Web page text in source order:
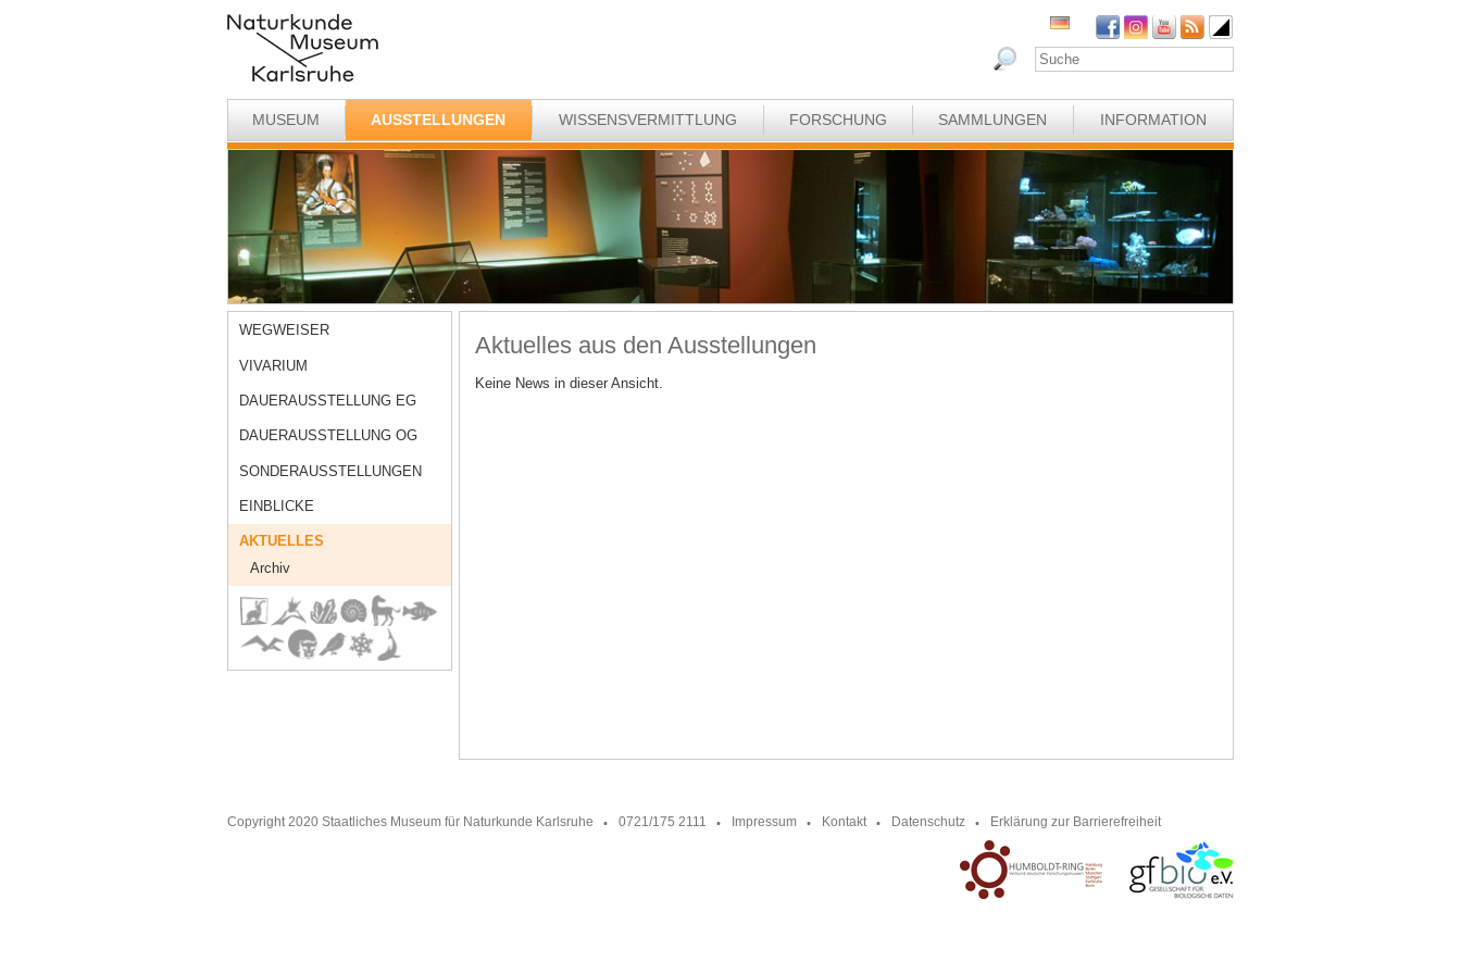
MUSEUM AUSSTELLUNGEN WISSENSVERMITTLUNG FORSCHUNG SAMMLUNGEN INFORMATION
WEGWEISER
VIVARIUM
DAUERAUSSTELLUNG EG
DAUERAUSSTELLUNG OG
SONDERAUSSTELLUNGEN
EINBLICKE
AKTUELLES
Archiv
Aktuelles aus den Ausstellungen
Keine News in dieser Ansicht.
Copyright 2020 Staatliches Museum für Naturkunde Karlsruhe 0721/175 2111 Impressum Kontakt Datenschutz Erklärung zur Barrierefreiheit